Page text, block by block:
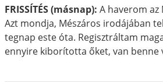
FRISSÍTÉS (másnap): A haverom az
Azt mondja, Mészáros irodájában
tegnap este óta. Regisztráltam
ennyire kiborította őket, van benne